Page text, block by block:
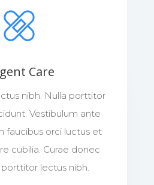
Care
nibh. Nulla porttitor
Vestibulum ante
faucibus orci luctus et
cubilia. Curae donec
lectus nibh.